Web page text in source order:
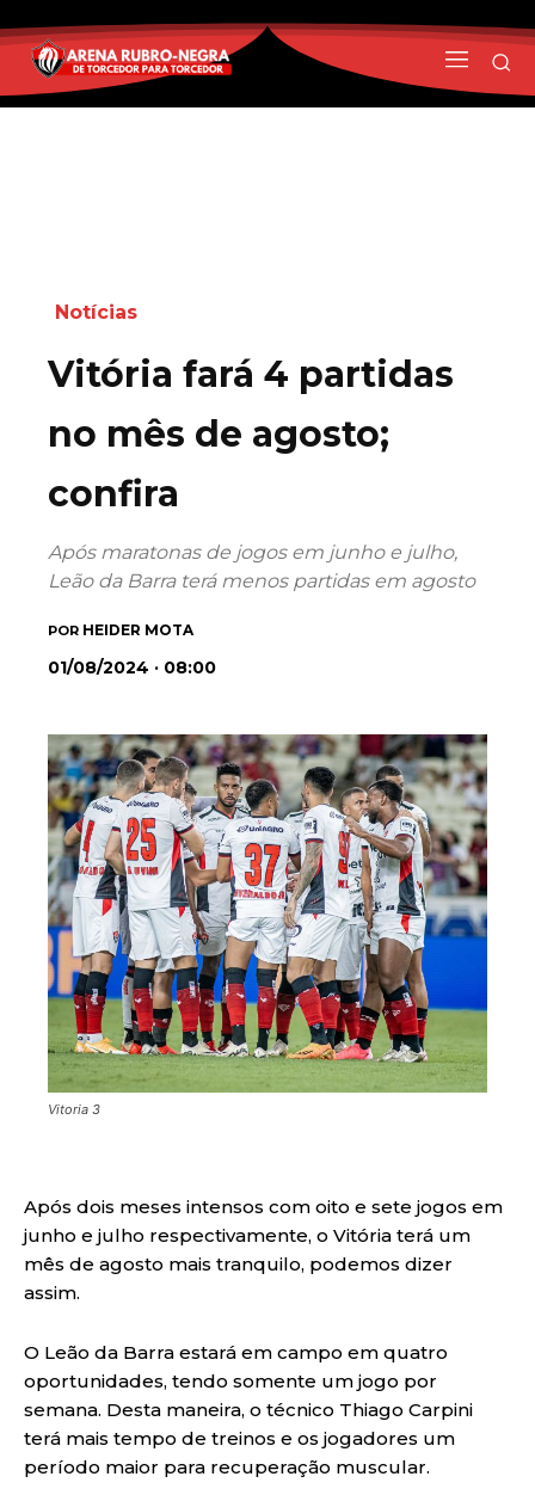
Notícias
Vitória fará 4 partidas
no mês de agosto;
confira
Após maratonas de jogos em junho e julho,
Leão da Barra terá menos partidas em agosto
POR HEIDER MOTA
01/08/2024 · 08:00
Vitoria 3
Após dois meses intensos com oito e sete jogos em
junho e julho respectivamente, o Vitória terá um
mês de agosto mais tranquilo, podemos dizer
assim.
O Leão da Barra estará em campo em quatro
oportunidades, tendo somente um jogo por
semana. Desta maneira, o técnico Thiago Carpini
terá mais tempo de treinos e os jogadores um
período maior para recuperação muscular.